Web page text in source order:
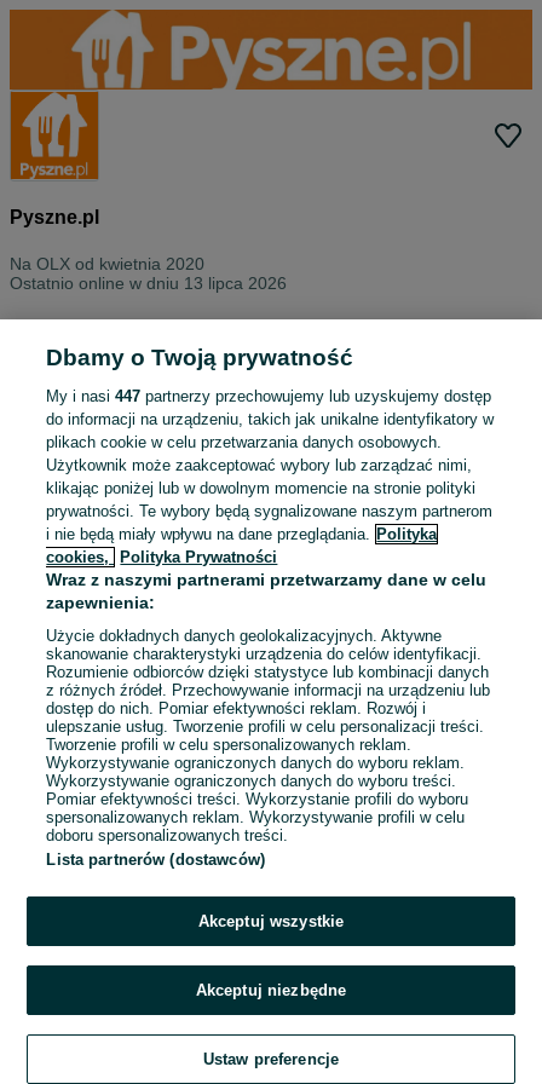
Pyszne.pl
Na OLX od kwietnia 2020
Ostatnio online w dniu 13 lipca 2026
Znajdź na tej stronie
Wybierz kategorię
ZNALEŹLIŚMY 0
OGŁOSZEŃ
Sortowanie Opcje przeglądania
Przepraszamy, nie znaleźliśmy tego,
czego szukasz.
Dbamy o Twoją prywatność
My i nasi447 partnerzy przechowujemy lub uzyskujemy dostęp
do informacji na urządzeniu, takich jak unikalne identyfikatory w
plikach cookie w celu przetwarzania danych osobowych.
Użytkownik może zaakceptować wybory lub zarządzać nimi,
klikając poniżej lub w dowolnym momencie na stronie polityki
prywatności. Te wybory będą sygnalizowane naszym partnerom
i nie będą miały wpływu na dane przeglądania. Polityka
cookies,
Polityka Prywatności
Wraz z naszymi partnerami przetwarzamy dane w celu
zapewnienia:
Użycie dokładnych danych geolokalizacyjnych. Aktywne
skanowanie charakterystyki urządzenia do celów identyfikacji.
Rozumienie odbiorców dzięki statystyce lub kombinacji danych
z różnych źródeł. Przechowywanie informacji na urządzeniu lub
dostęp do nich. Pomiar efektywności reklam. Rozwój i
ulepszanie usług. Tworzenie profili w celu personalizacji treści.
Tworzenie profili w celu spersonalizowanych reklam.
Wykorzystywanie ograniczonych danych do wyboru reklam.
Wykorzystywanie ograniczonych danych do wyboru treści.
Pomiar efektywności treści. Wykorzystanie profili do wyboru
spersonalizowanych reklam. Wykorzystywanie profili w celu
doboru spersonalizowanych treści.
Lista partnerów (dostawców)
Akceptuj wszystkie
Akceptuj niezbędne
Ustaw preferencje